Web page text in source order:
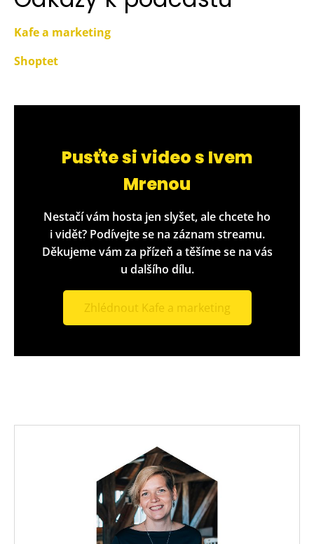
Kafe a marketing
Shoptet
Pusťte si video s Ivem
Mrenou
Nestačí vám hosta jen slyšet, ale chcete ho
i vidět? Podívejte se na záznam streamu.
Děkujeme vám za přízeň a těšíme se na vás
u dalšího dílu.
Zhlédnout Kafe a marketing